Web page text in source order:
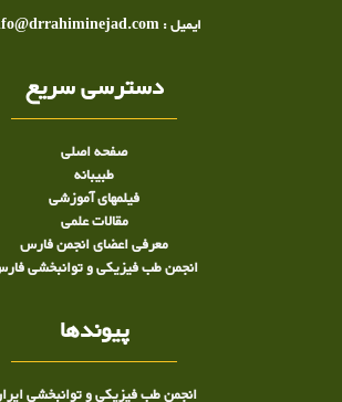
ایمیل : info@drrahiminejad.com
دسترسی سریع
صفحه اصلی
طبيبانه
فیلمهای آموزشی
مقالات علمی
معرفی اعضای انجمن فارس
انجمن طب فیزیکی و توانبخشی
پیوندها
انجمن طب فیزیکی و توانبخشی